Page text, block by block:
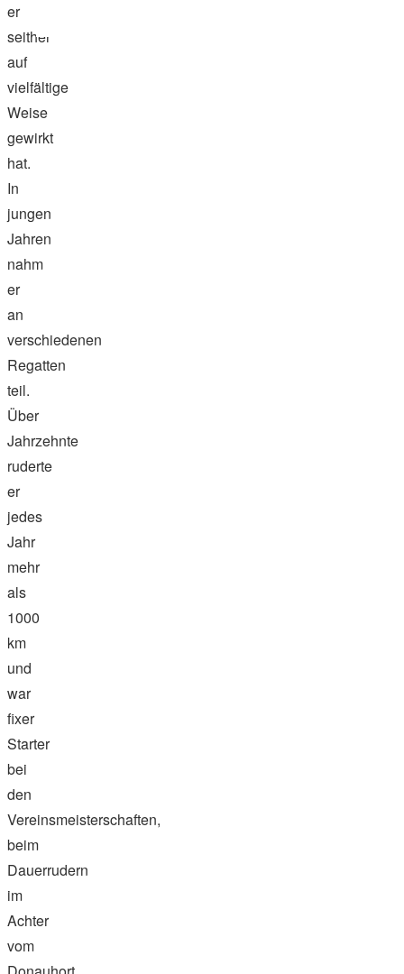
nach:
er
seither
auf
vielfältige
Weise
gewirkt
hat.
In
jungen
Jahren
nahm
er
an
verschiedenen
Regatten
teil.
Über
Jahrzehnte
ruderte
er
jedes
Jahr
mehr
als
1000
km
und
war
fixer
Starter
bei
den
Vereinsmeisterschaften,
beim
Dauerrudern
im
Achter
vom